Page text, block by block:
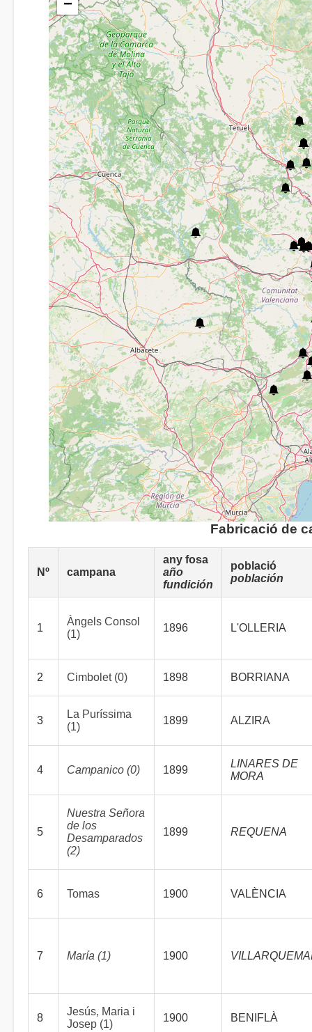
−
Fabricació de
Nº campana
any fosa
año
fundición
població
población
1
Àngels Consol
(1)
1896 L'OLLERIA
2 Cimbolet (0) 1898 BORRIANA
3
La Puríssima
(1)
1899 ALZIRA
4 Campanico (0) 1899
LINARES DE
MORA
5
Nuestra Señora
de los
Desamparados
(2)
1899 REQUENA
6 Tomas 1900 VALÈNCIA
7 María (1) 1900
8
Jesús, Maria i
Josep (1)
1900 BENIFLÀ